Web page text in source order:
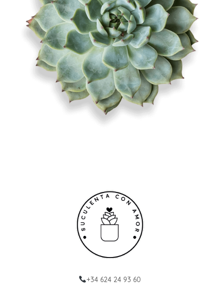
+34 624 24 93 60